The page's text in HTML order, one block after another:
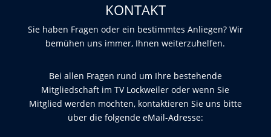
KONTAKT
Sie haben Fragen oder ein bestimmtes Anliegen? Wir
bemühen uns immer, Ihnen weiterzuhelfen.
Bei allen Fragen rund um Ihre bestehende
Mitgliedschaft im TV Lockweiler oder wenn Sie
Mitglied werden möchten, kontaktieren Sie uns bitte
über die folgende eMail-Adresse: